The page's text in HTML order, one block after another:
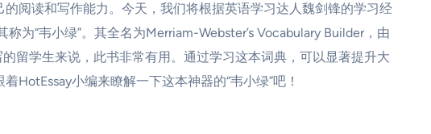
阅读和写作能力。今天，我们将根据英语学习达人魏剑锋的学习经
“韦小绿”。其全名为Merriam-Webster’s Vocabulary Builder，由
留学生来说，此书非常有用。通过学习这本词典，可以显著提升大
小编来瞭解一下这本神器的“韦小绿”吧！